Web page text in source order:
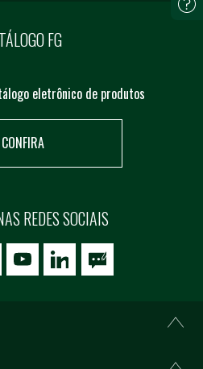
FG
eletrônico de produtos
CONFIRA
REDES SOCIAIS
social02
icon-social03